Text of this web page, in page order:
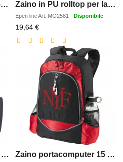
Borsa portacomputer 154 Vancouver - 6L Zaino in PU rolltop per laptop
Epen lineArt. MO2581 - Disponibile
19,64 €Prezzo
scontato
Zaino portacomputer 15 Slim - 15L Zaino portacomputer 15 Benton - 15L